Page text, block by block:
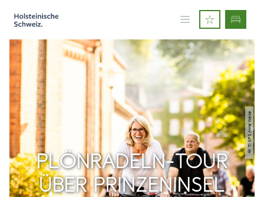
© TI GPS Anne Weise
PLÖNRADELN-TOUR
ÜBER PRINZENINSEL